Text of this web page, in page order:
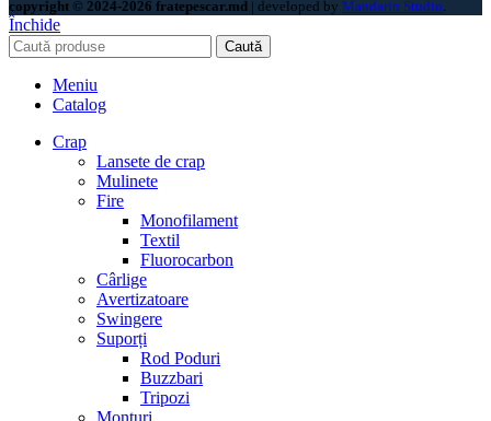
copyright © 2024-2026 fratepescar.md | developed by Mandarin Studio
Închide
Caută
Meniu
Catalog
Crap
Lansete de crap
Mulinete
Fire
Monofilament
Textil
Fluorocarbon
Cârlige
Avertizatoare
Swingere
Suporți
Rod Poduri
Buzzbari
Tripozi
Monturi